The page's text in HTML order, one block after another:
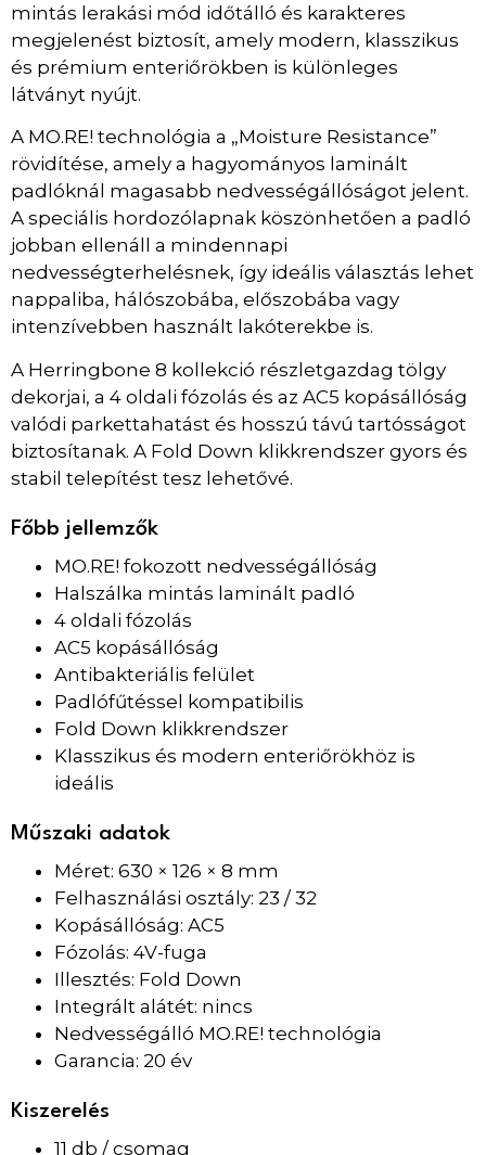
mintás lerakási mód időtálló és karakteres
megjelenést biztosít, amely modern, klasszikus
és prémium enteriőrökben is különleges
látványt nyújt.
A MO.RE! technológia a „Moisture Resistance”
rövidítése, amely a hagyományos laminált
padlóknál magasabb nedvességállóságot jelent.
A speciális hordozólapnak köszönhetően a padló
jobban ellenáll a mindennapi
nedvességterhelésnek, így ideális választás lehet
nappaliba, hálószobába, előszobába vagy
intenzívebben használt lakóterekbe is.
A Herringbone 8 kollekció részletgazdag tölgy
dekorjai, a 4 oldali fózolás és az AC5 kopásállóság
valódi parkettahatást és hosszú távú tartósságot
biztosítanak. A Fold Down klikkrendszer gyors és
stabil telepítést tesz lehetővé.
Főbb jellemzők
MO.RE! fokozott nedvességállóság
Halszálka mintás laminált padló
4 oldali fózolás
AC5 kopásállóság
Antibakteriális felület
Padlófűtéssel kompatibilis
Fold Down klikkrendszer
Klasszikus és modern enteriőrökhöz is
ideális
Műszaki adatok
Méret: 630 × 126 × 8 mm
Felhasználási osztály: 23 / 32
Kopásállóság: AC5
Fózolás: 4V-fuga
Illesztés: Fold Down
Integrált alátét: nincs
Nedvességálló MO.RE! technológia
Garancia: 20 év
Kiszerelés
11 db / csomag